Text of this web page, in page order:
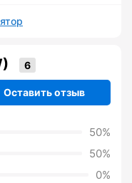
Оставить отзыв
50%
50%
0%